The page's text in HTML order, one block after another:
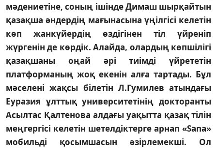
мәдениетіне, соның ішінде Димаш шырқайтын
қазақша әндердің мағынасына үңілгісі келетін
көп жанкүйердің өздігінен тіл үйреніп
жүргенін де көрдік. Алайда, олардың көпшілігі
қазақшаны оңай әрі тиімді үйрететін
платформаның жоқ екенін алға тартады. Бұл
мәселені жақсы білетін Л.Гумилев атындағы
Еуразия ұлттық университетінің докторанты
Асылтас Қалтенова алдағы уақытта қазақ тілін
меңгергісі келетін шетелдіктерге арнап «Sana»
мобильді қосымшасын әзірлемекші. Ол